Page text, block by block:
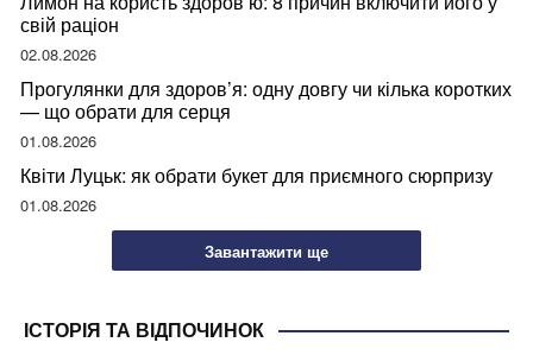
свій раціон
02.08.2026
Прогулянки для здоров’я: одну довгу чи кілька коротких
— що обрати для серця
01.08.2026
Квіти Луцьк: як обрати букет для приємного сюрпризу
01.08.2026
Завантажити ще
ІСТОРІЯ ТА ВІДПОЧИНОК